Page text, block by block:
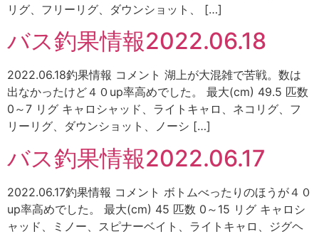
リグ、フリーリグ、ダウンショット、 […]
バス釣果情報2022.06.18
2022.06.18釣果情報 コメント 湖上が大混雑で苦戦。数は
出なかったけど４０up率高めでした。 最大(cm) 49.5 匹数
0～7 リグ キャロシャッド、ライトキャロ、ネコリグ、フ
リーリグ、ダウンショット、ノーシ […]
バス釣果情報2022.06.17
2022.06.17釣果情報 コメント ボトムべったりのほうが４０
up率高めでした。 最大(cm) 45 匹数 0～15 リグ キャロシ
ャッド、ミノー、スピナーベイト、ライトキャロ、ジグヘ